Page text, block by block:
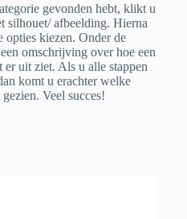
gevonden hebt, klikt u
silhouet/ afbeelding. Hierna
opties kiezen. Onder de
omschrijving over hoe een
er uit ziet. Als u alle stappen
komt u erachter welke
Veel succes!